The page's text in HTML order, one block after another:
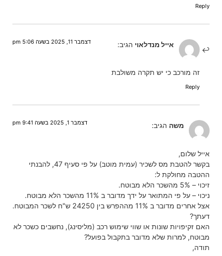
Reply
אייל מנדלאוי הגיב: דצמבר 11, 2025 בשעה 5:06 pm
זה מורכב כי יש תקרה משולבת
Reply
משה הגיב: דצמבר 1, 2025 בשעה 9:41 pm
אייל שלום,
בקשר להטבת מס לשכיר (עמית מוטב) על פי סעיף 47, להבנתי
ההטבה מחולקת ל:
זיכוי – 5% מהשכר הלא מבוטח.
ניכוי – על פי המתואר על ידך מדובר ב 11% מהשכר הלא מבוטח.
אצל אחרים מדובר ב 11% מההפרש בין 24250 ש"ח לשכר המבוטח.
דעתך?
האם זקיפויות שונות או שווי שימוש רכב (מליסינג), נחשבים כשכר לא
מבוטח, למרות שלא מדובר בתקבול בפועל?
תודה,